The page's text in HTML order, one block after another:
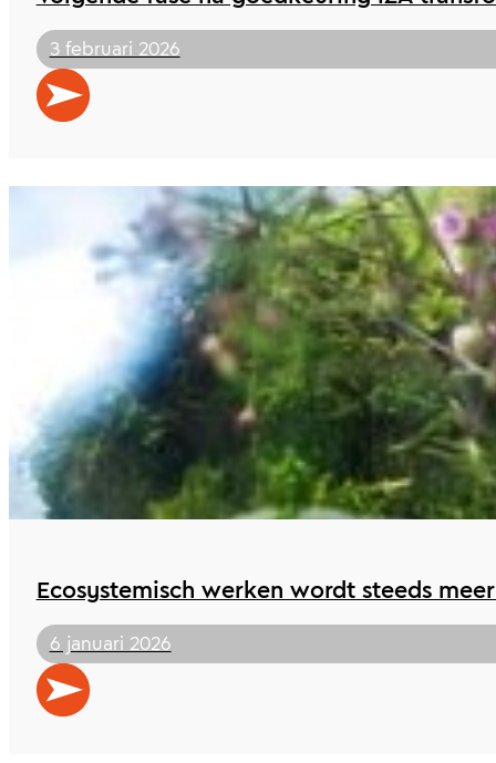
3 februari 2026
Ecosystemisch werken wordt steeds
6 januari 2026